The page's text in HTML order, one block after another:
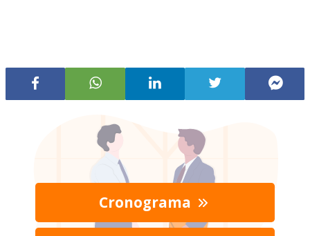
Cronograma